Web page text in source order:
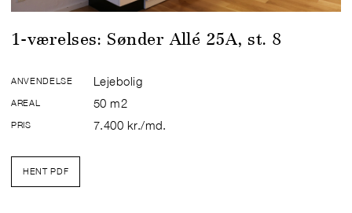
1-værelses: Sønder Allé 25A, st. 8
ANVENDELSE Lejebolig
AREAL 50 m2
PRIS 7.400 kr./md.
HENT PDF